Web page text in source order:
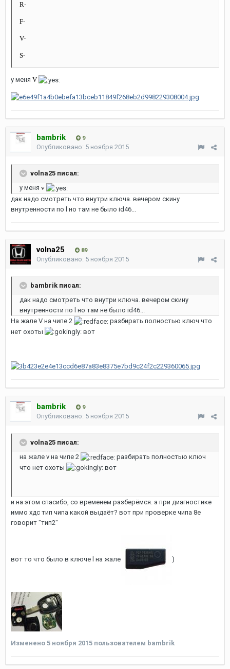
R-
F-
V-
S-
у меня V
bambrik 9
Опубликовано: 5 ноября 2015
volna25 писал:
у меня v
дак надо смотреть что внутри ключа. вечером скину
внутренности по l но там не было id46...
volna25 89
Опубликовано: 5 ноября 2015
bambrik писал:
дак надо смотреть что внутри ключа. вечером скину
внутренности по l но там не было id46...
На жале V на чипе 2
разбирать полностью ключ что
нет охоты
вот
bambrik 9
Опубликовано: 5 ноября 2015
volna25 писал:
на жале v на чипе 2
разбирать полностью ключ
что нет охоты
вот
и на этом спасибо, со временем разберёмся. а при диагностике
иммо хдс тип чипа какой выдаёт? вот при проверке чипа 8е
говорит "тип2"
вот то что было в ключе l на жале )
Изменено 5 ноября 2015 пользователем bambrik